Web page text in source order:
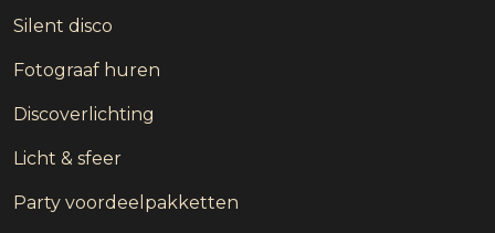
Silent disco
Fotograaf huren
Discoverlichting
Licht & sfeer
Party voordeelpakketten